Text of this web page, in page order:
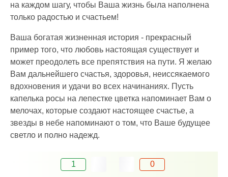
на каждом шагу, чтобы Ваша жизнь была наполнена
только радостью и счастьем!
Ваша богатая жизненная история - прекрасный
пример того, что любовь настоящая существует и
может преодолеть все препятствия на пути. Я желаю
Вам дальнейшего счастья, здоровья, неиссякаемого
вдохновения и удачи во всех начинаниях. Пусть
капелька росы на лепестке цветка напоминает Вам о
мелочах, которые создают настоящее счастье, а
звезды в небе напоминают о том, что Ваше будущее
светло и полно надежд.
1 0